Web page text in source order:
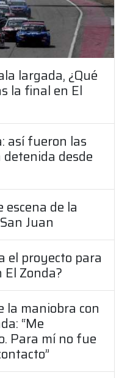
largada, ¿Qué
la final en El
así fueron las
desde
de la
Juan
el proyecto para
Zonda?
la maniobra con
“Me
Para mí no fue